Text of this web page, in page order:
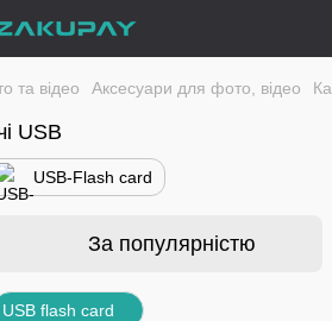
та відео Аксесуари для фото, відео
USB
USB-Flash card
За популярністю
USB flash card